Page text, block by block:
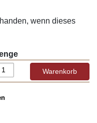
wenn dieses